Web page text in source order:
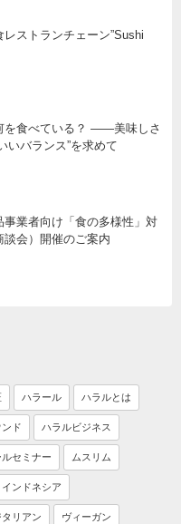
ストランチェーン”Sushi
を食べている？ ――美味しさ
いバランス”を求めて
事業者向け「食の多様性」対
会）開催のご案内
ハラール ハラルとは
ド ハラルビジネス
セミナー ムスリム
インドネシア
リアン ヴィーガン